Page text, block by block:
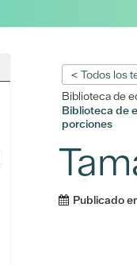
< Todos los
Biblioteca de
Biblioteca de
porciones
Publicado